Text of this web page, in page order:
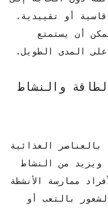
أو تقييدية.
أن يستمتع
المدى الطويل.
والنشاط
بالعناصر الغذائية
ويزيد من النشاط
ممارسة الأنشطة
بالتعب أو